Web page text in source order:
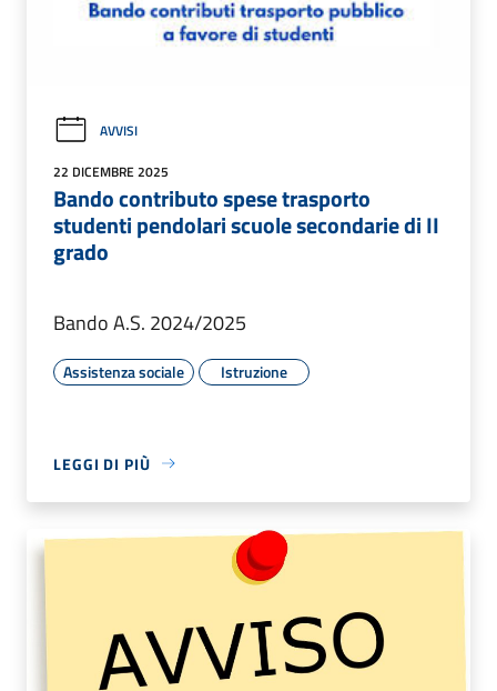
AVVISI
22 DICEMBRE 2025
Bando contributo spese trasporto
studenti pendolari scuole secondarie di II
grado
Bando A.S. 2024/2025
Assistenza sociale Istruzione
LEGGI DI PIÙ